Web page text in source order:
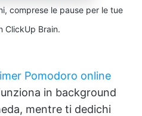
comprese le pause per le tue
ClickUp Brain.
Pomodoro online
in background
mentre ti dedichi